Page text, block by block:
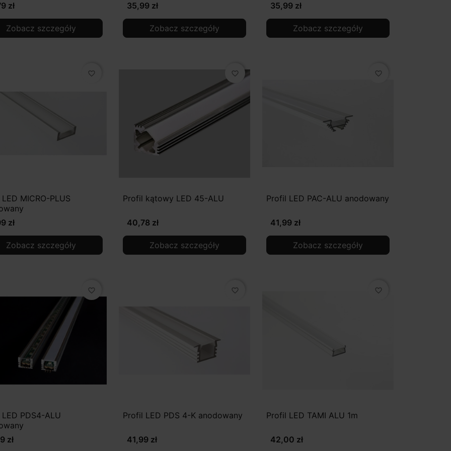
zł
Zobacz szczegóły
35,99 zł
Zobacz szczegóły
35,99 zł
Zobacz szczegóły
favorite_border
MICRO-PLUS
zł
Zobacz szczegóły
favorite_border
Profil kątowy LED 45-ALU
40,78 zł
Zobacz szczegóły
favorite_border
Profil LED PAC-ALU anodowany
41,99 zł
Zobacz szczegóły
favorite_border
PDS4-ALU
zł
favorite_border
Profil LED PDS 4-K anodowany
41,99 zł
favorite_border
Profil LED TAMI ALU 1m
42,00 zł